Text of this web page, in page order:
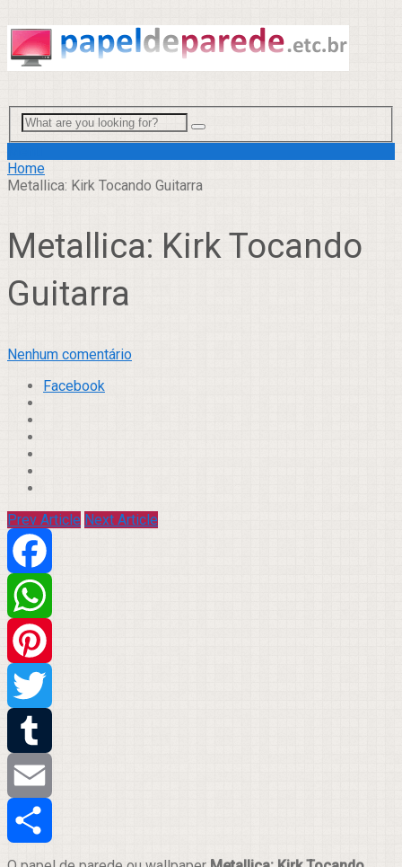
Home
Metallica: Kirk Tocando Guitarra
Metallica: Kirk Tocando
Guitarra
Nenhum comentário
Facebook
Prev Article Next Article
Facebook
WhatsApp
Pinterest
Twitter
Tumblr
Email